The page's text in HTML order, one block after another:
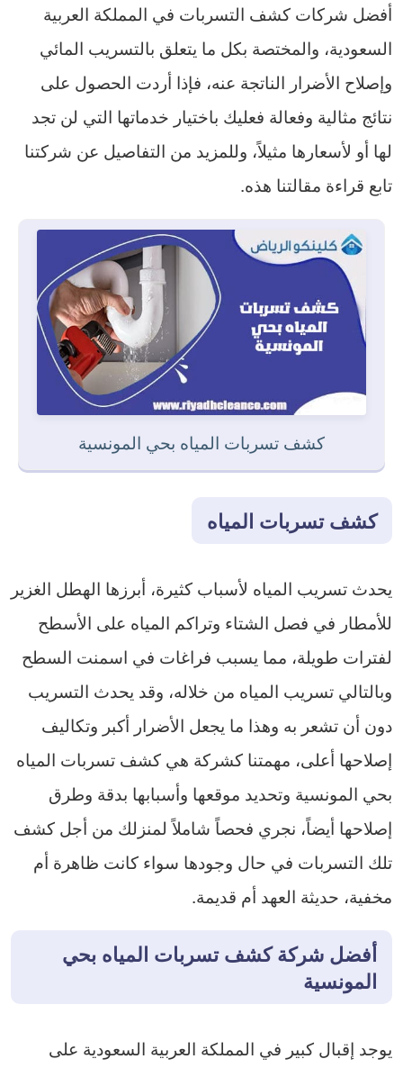
أفضل شركات كشف التسربات في المملكة العربية
السعودية، والمختصة بكل ما يتعلق بالتسريب المائي
وإصلاح الأضرار الناتجة عنه، فإذا أردت الحصول على
نتائج مثالية وفعالة فعليك باختيار خدماتها التي لن تجد
لها أو لأسعارها مثيلاً، وللمزيد من التفاصيل عن شركتنا
تابع قراءة مقالتنا هذه.
كشف تسربات المياه بحي المونسية
كشف تسربات المياه
يحدث تسريب المياه لأسباب كثيرة، أبرزها الهطل الغزير
للأمطار في فصل الشتاء وتراكم المياه على الأسطح
لفترات طويلة، مما يسبب فراغات في اسمنت السطح
وبالتالي تسريب المياه من خلاله، وقد يحدث التسريب
دون أن تشعر به وهذا ما يجعل الأضرار أكبر وتكاليف
إصلاحها أعلى، مهمتنا كشركة هي كشف تسربات المياه
بحي المونسية وتحديد موقعها وأسبابها بدقة وطرق
إصلاحها أيضاً، نجري فحصاً شاملاً لمنزلك من أجل كشف
تلك التسربات في حال وجودها سواء كانت ظاهرة أم
مخفية، حديثة العهد أم قديمة.
أفضل شركة كشف تسربات المياه بحي
المونسية
يوجد إقبال كبير في المملكة العربية السعودية على